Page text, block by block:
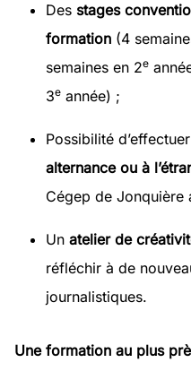
Des stages
formation(4
semaines en 2e
3eannée) ;
Possibilité
alternance ou à
Cégep de Jonquière
Un atelier de
réfléchir à de
journalistiques.
Une formation au plus